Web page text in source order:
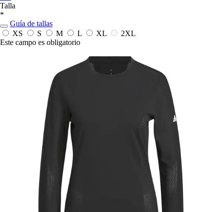
Talla
*
Guía de tallas
XS
S M L XL
2XL
Este campo es obligatorio